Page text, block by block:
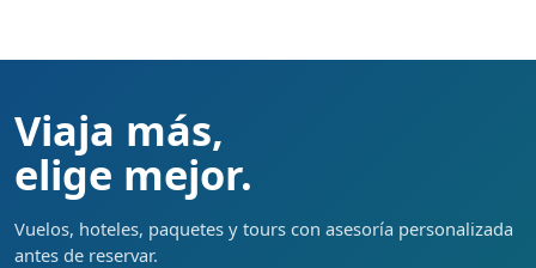
Viaja más,
elige mejor.
Vuelos, hoteles, paquetes y tours con asesoría personalizada
antes de reservar.